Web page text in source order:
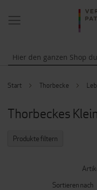
NAVIGATION
UMSCHALTEN
Start Thorbecke
Thorbeckes
Sortieren nach
Produkte filtern